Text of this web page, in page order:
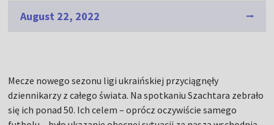
August 22, 2022
Mecze nowego sezonu ligi ukraińskiej przyciągnęły
dziennikarzy z całego świata. Na spotkaniu Szachtara zebrało
się ich ponad 50. Ich celem – oprócz oczywiście samego